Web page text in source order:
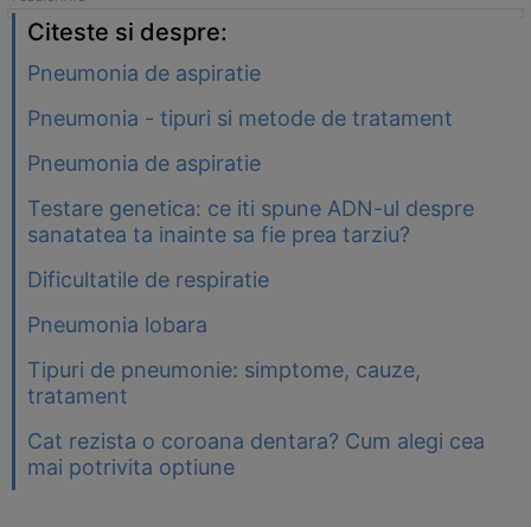
Citeste si despre:
Pneumonia de aspiratie
Pneumonia - tipuri si metode de tratament
Pneumonia de aspiratie
Testare genetica: ce iti spune ADN-ul despre
sanatatea ta inainte sa fie prea tarziu?
Dificultatile de respiratie
Pneumonia lobara
Tipuri de pneumonie: simptome, cauze,
tratament
Cat rezista o coroana dentara? Cum alegi cea
mai potrivita optiune